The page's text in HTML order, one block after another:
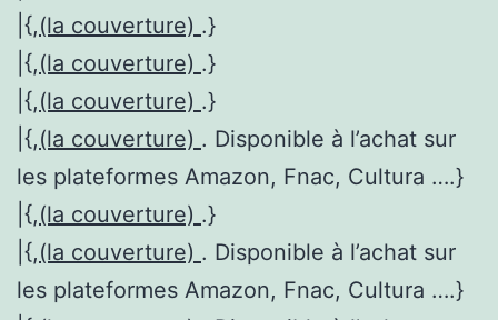
|{,(la couverture) .}
|{,(la couverture) .}
|{,(la couverture) .}
|{,(la couverture) . Disponible à l’achat sur
les plateformes Amazon, Fnac, Cultura ….}
|{,(la couverture) .}
|{,(la couverture) . Disponible à l’achat sur
les plateformes Amazon, Fnac, Cultura ….}